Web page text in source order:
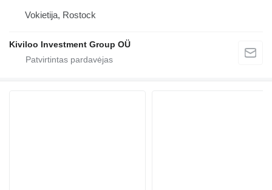
Vokietija, Rostock
Kiviloo Investment Group OÜ